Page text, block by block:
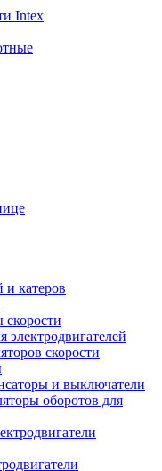
Intex
и катеров
скорости
электродвигателей
скорости
и выключатели
оборотов для